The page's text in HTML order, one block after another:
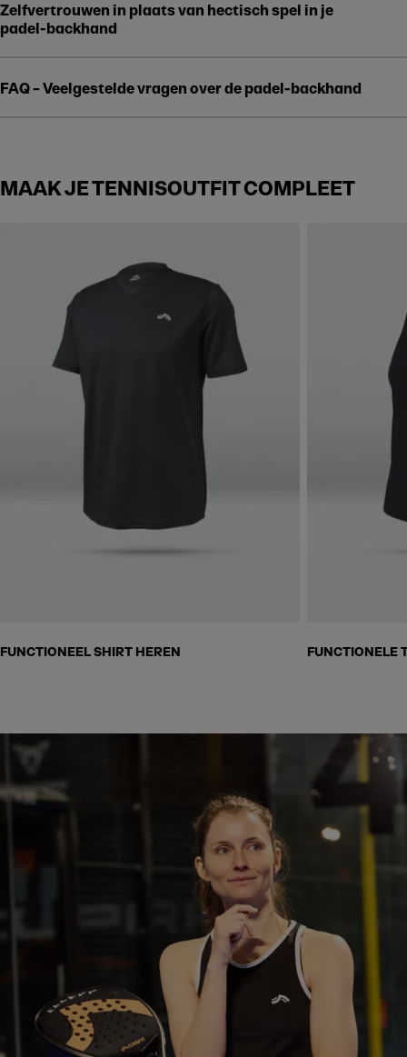
Zelfvertrouwen in plaats van hectisch spel in je
padel-backhand
FAQ – Veelgestelde vragen over de padel-backhand
MAAK JE TENNISOUTFIT COMPLEET
FUNCTIONEEL SHIRT HEREN FUNCTIONELE